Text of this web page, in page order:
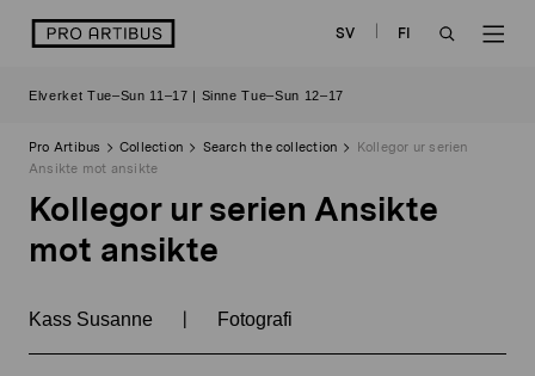
logo SV
FI
Elverket Tue–Sun 11–17 | Sinne Tue–Sun 12–17
Pro Artibus Collection Search the collection
Kollegor ur serien
Ansikte mot ansikte
Kollegor ur serien Ansikte
mot ansikte
Kass Susanne | Fotografi